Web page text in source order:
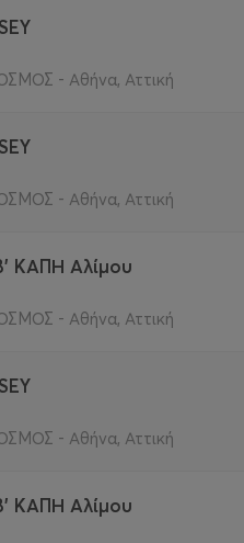
- Αθήνα, Αττική
- Αθήνα, Αττική
ΚΑΠΗ Αλίμου
- Αθήνα, Αττική
- Αθήνα, Αττική
ΚΑΠΗ Αλίμου